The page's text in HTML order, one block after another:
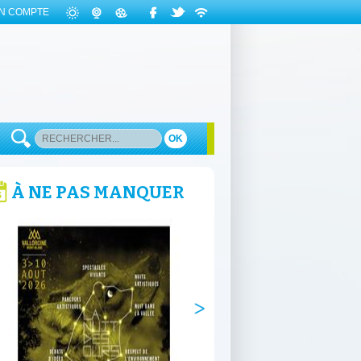
COMPTE
OK
À NE PAS MANQUER